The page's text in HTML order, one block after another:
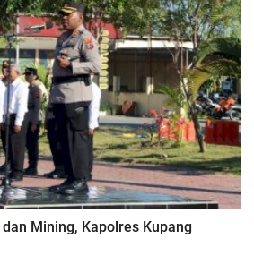
Mining, Kapolres Kupang